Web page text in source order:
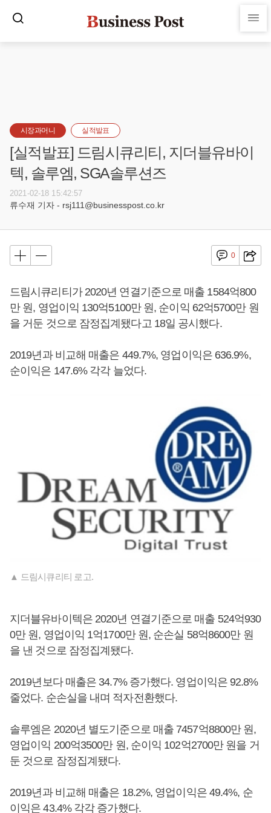
시장과머니 실적발표
[실적발표] 드림시큐리티, 지더블유바이
텍, 솔루엠, SGA솔루션즈
2021-02-18 15:42:57
류수재 기자 - rsj111@businesspost.co.kr
0
드림시큐리티가 2020년 연결기준으로 매출 1584억800
만 원, 영업이익 130억5100만 원, 순이익 62억5700만 원
을 거둔 것으로 잠정집계됐다고 18일 공시했다.
2019년과 비교해 매출은 449.7%, 영업이익은 636.9%,
순이익은 147.6% 각각 늘었다.
▲ 드림시큐리티 로고.
지더블유바이텍은 2020년 연결기준으로 매출 524억930
0만 원, 영업이익 1억1700만 원, 순손실 58억8600만 원
을 낸 것으로 잠정집계됐다.
2019년보다 매출은 34.7% 증가했다. 영업이익은 92.8%
줄었다. 순손실을 내며 적자전환했다.
솔루엠은 2020년 별도기준으로 매출 7457억8800만 원,
영업이익 200억3500만 원, 순이익 102억2700만 원을 거
둔 것으로 잠정집계됐다.
2019년과 비교해 매출은 18.2%, 영업이익은 49.4%, 순
이익은 43.4% 각각 증가했다.